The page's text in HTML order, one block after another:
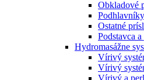
Obkladové
Ostatné
Podstavca
Hydromasážne
Vírivý
Vírivý
Vírivý a